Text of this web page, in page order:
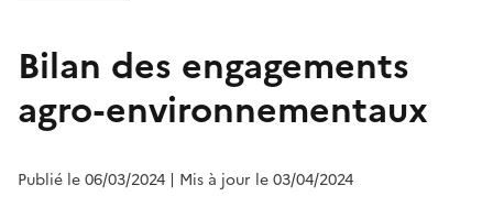
Bilan des engagements
agro-environnementaux
Publié le 06/03/2024 | Mis à jour le 03/04/2024